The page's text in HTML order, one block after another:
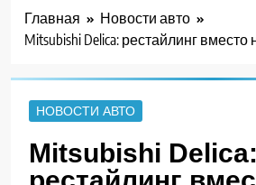
Главная
Новости авто
Mitsubishi Delica: рестайлинг
НОВОСТИ АВТО
Mitsubishi Delica: